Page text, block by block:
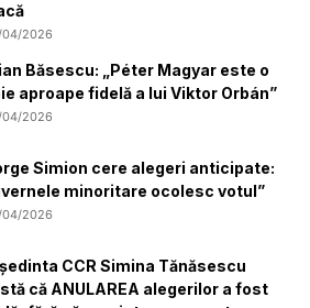
04/2026
Băsescu: „Péter Magyar este o
aproape fidelă a lui Viktor Orbán”
04/2026
Simion cere alegeri anticipate:
minoritare ocolesc votul”
04/2026
CCR Simina Tănăsescu
că ANULAREA alegerilor a fost